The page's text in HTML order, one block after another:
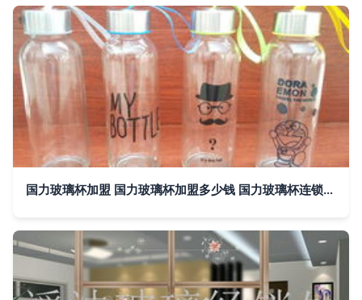
国力玻璃杯加盟 国力玻璃杯加盟多少钱 国力玻璃杯连锁加盟店